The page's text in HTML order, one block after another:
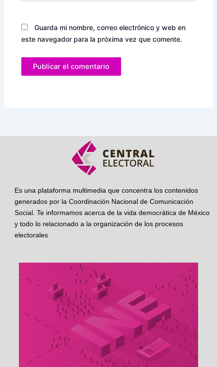
Guarda mi nombre, correo electrónico y web en
este navegador para la próxima vez que comente.
Es una plataforma multimedia que concentra los contenidos
generados por la Coordinación Nacional de Comunicación
Social. Te informamos acerca de la vida democrática de México
y todo lo relacionado a la organización de los procesos
electorales